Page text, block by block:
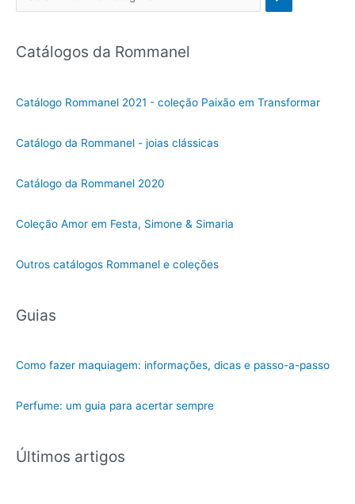
l
c
t
o
i
Catálogos da Rommanel
Catálogo Rommanel 2021 - coleção Paixão em Transformar
Catálogo da Rommanel - joias clássicas
Catálogo da Rommanel 2020
Coleção Amor em Festa, Simone & Simaria
Outros catálogos Rommanel e coleções
Guias
Como fazer maquiagem: informações, dicas e passo-a-passo
Perfume: um guia para acertar sempre
Últimos artigos